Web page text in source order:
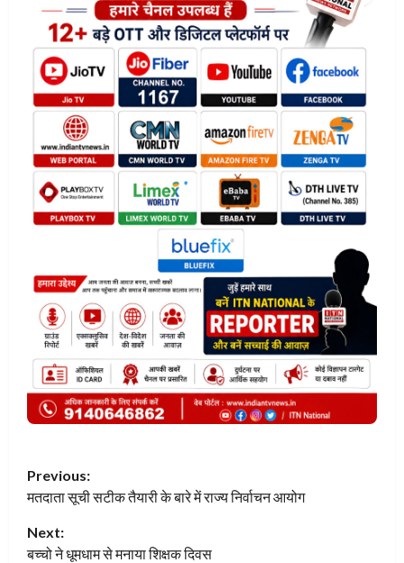
P
o
s
Previous:
मतदाता सूची सटीक तैयारी के बारे में राज्य निर्वाचन आयोग
Next:
बच्चो ने धूमधाम से मनाया शिक्षक दिवस